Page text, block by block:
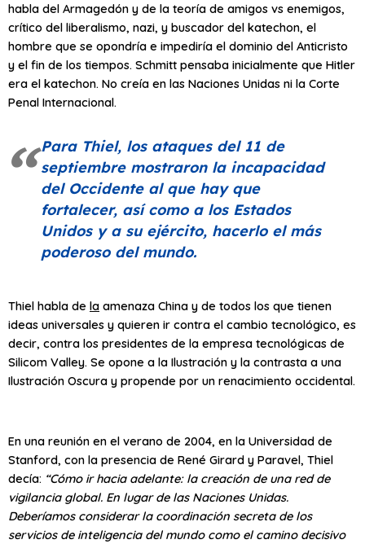
habla del Armagedón y de la teoría de amigos vs enemigos,
crítico del liberalismo, nazi, y buscador del katechon, el
hombre que se opondría e impediría el dominio del Anticristo
y el fin de los tiempos. Schmitt pensaba inicialmente que Hitler
era el katechon. No creía en las Naciones Unidas ni la Corte
Penal Internacional.
Para Thiel, los ataques del 11 de
septiembre mostraron la incapacidad
del Occidente al que hay que
fortalecer, así como a los Estados
Unidos y a su ejército, hacerlo el más
poderoso del mundo.
Thiel habla de la amenaza China y de todos los que tienen
ideas universales y quieren ir contra el cambio tecnológico, es
decir, contra los presidentes de la empresa tecnológicas de
Silicom Valley. Se opone a la Ilustración y la contrasta a una
Ilustración Oscura y propende por un renacimiento occidental.
En una reunión en el verano de 2004, en la Universidad de
Stanford, con la presencia de René Girard y Paravel, Thiel
decía: “Cómo ir hacia adelante: la creación de una red de
vigilancia global. En lugar de las Naciones Unidas.
Deberíamos considerar la coordinación secreta de los
servicios de inteligencia del mundo como el camino decisivo